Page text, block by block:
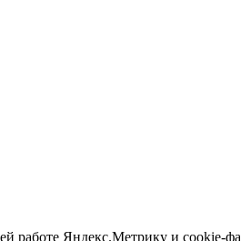
работе Яндекс.Метрикуи cookie-